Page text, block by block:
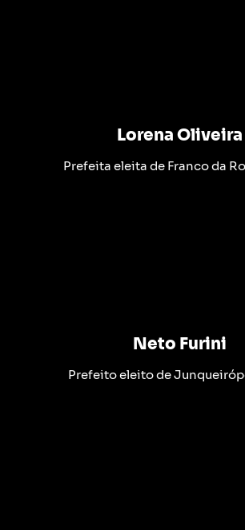
Lorena Oliveira
Prefeita eleita de Franco da
Neto Furini
Prefeito eleito de